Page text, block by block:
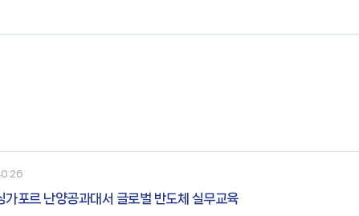
포르 난양공과대서 글로벌 반도체 실무교육